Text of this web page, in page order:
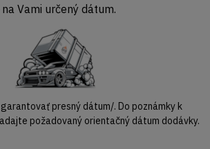
na Vami určený dátum.
presný dátum/. Do poznámky k
požadovaný orientačný dátum dodávky.